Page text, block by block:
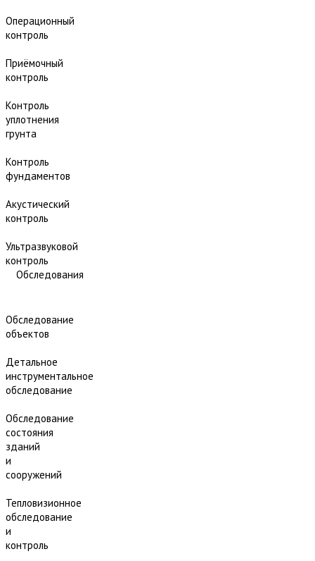
Операционный
контроль
Приёмочный
контроль
Контроль
уплотнения
грунта
Контроль
фундаментов
Акустический
контроль
Ультразвуковой
контроль
Обследования
Обследование
объектов
Детальное
инструментальное
обследование
Обследование
состояния
зданий
и
сооружений
Тепловизионное
обследование
и
контроль